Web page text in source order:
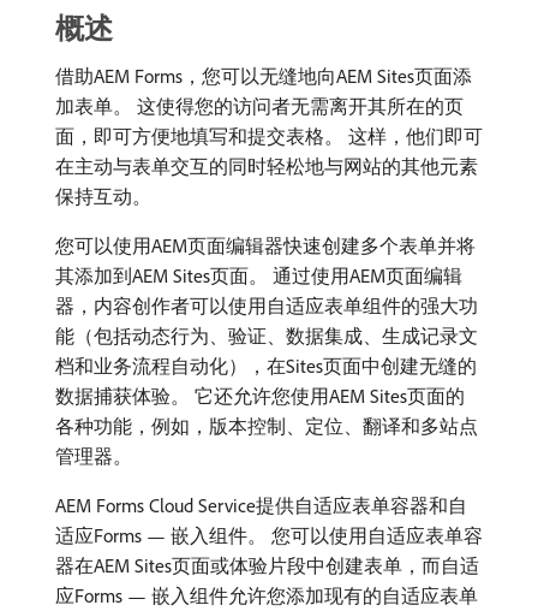
概述
借助AEM Forms，您可以无缝地向AEM Sites页面添
加表单。 这使得您的访问者无需离开其所在的页
面，即可方便地填写和提交表格。 这样，他们即可
在主动与表单交互的同时轻松地与网站的其他元素
保持互动。
您可以使用AEM页面编辑器快速创建多个表单并将
其添加到AEM Sites页面。 通过使用AEM页面编辑
器，内容创作者可以使用自适应表单组件的强大功
能（包括动态行为、验证、数据集成、生成记录文
档和业务流程自动化），在Sites页面中创建无缝的
数据捕获体验。 它还允许您使用AEM Sites页面的
各种功能，例如，版本控制、定位、翻译和多站点
管理器。
AEM Forms Cloud Service提供自适应表单容器和自
适应Forms — 嵌入组件。 您可以使用自适应表单容
器在AEM Sites页面或体验片段中创建表单，而自适
应Forms — 嵌入组件允许您添加现有的自适应表单